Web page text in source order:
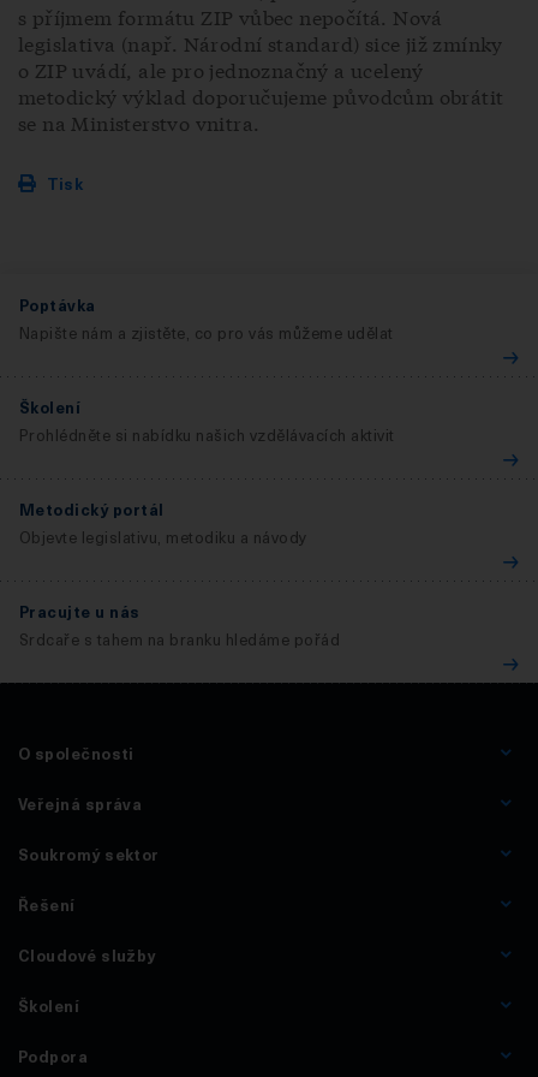
s příjmem formátu ZIP vůbec nepočítá. Nová
legislativa (např. Národní standard) sice již zmínky
o ZIP uvádí, ale pro jednoznačný a ucelený
metodický výklad doporučujeme původcům obrátit
se na Ministerstvo vnitra.
Tisk
Poptávka
Napište nám a zjistěte, co pro vás můžeme udělat
Školení
Prohlédněte si nabídku našich vzdělávacích aktivit
Metodický portál
Objevte legislativu, metodiku a návody
Pracujte u nás
Srdcaře s tahem na branku hledáme pořád
O společnosti
Veřejná správa
Soukromý sektor
Řešení
Cloudové služby
Školení
Podpora